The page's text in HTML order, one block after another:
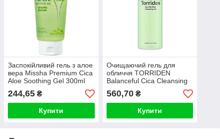
Заспокійливий гель з алое
вера Missha Premium Cica
Aloe Soothing Gel 300ml
244,65 ₴
Купити
Очищаючий гель для
обличчя TORRIDEN
Balanceful Cica Cleansing
Gel 200ml
560,70₴
Купити